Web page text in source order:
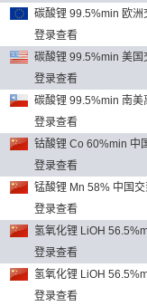
碳酸锂 99.5%min 欧洲
登录查看
碳酸锂 99.5%min 美国
登录查看
碳酸锂 99.5%min 南美
登录查看
钴酸锂 Co 60%min 中
登录查看
锰酸锂 Mn 58% 中国交
登录查看
氢氧化锂 LiOH
登录查看
氢氧化锂 LiOH
登录查看